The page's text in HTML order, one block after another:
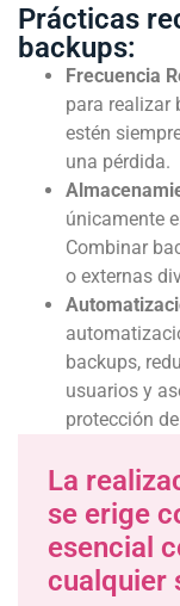
Prácticas
backups:
Frecuencia
para realizar
estén
una pérdida.
únicamente
Combinar
o externas
backups,
usuarios y
protección
La
se erige
esencial
cualquier